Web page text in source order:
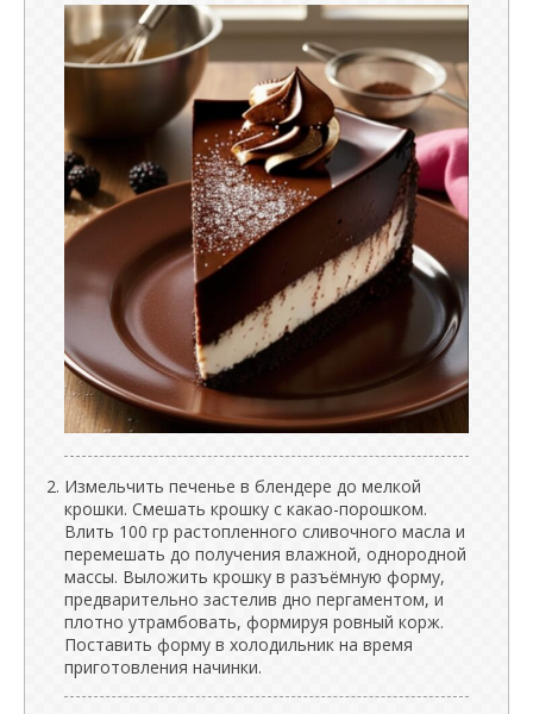
Измельчить печенье в блендере до мелкой
крошки. Смешать крошку с какао-порошком.
Влить 100 гр растопленного сливочного масла и
перемешать до получения влажной, однородной
массы. Выложить крошку в разъёмную форму,
предварительно застелив дно пергаментом, и
плотно утрамбовать, формируя ровный корж.
Поставить форму в холодильник на время
приготовления начинки.